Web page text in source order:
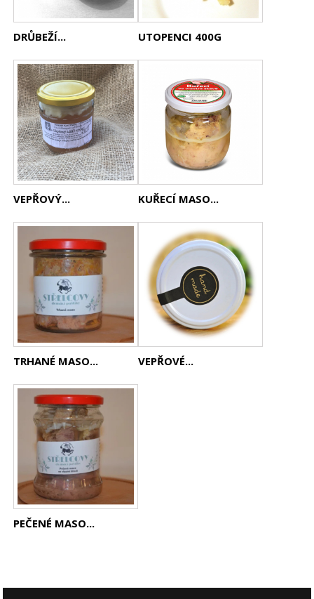
DRŮBEŽÍ... UTOPENCI 400G
VEPŘOVÝ... KUŘECÍ MASO...
TRHANÉ MASO... VEPŘOVÉ...
PEČENÉ MASO...